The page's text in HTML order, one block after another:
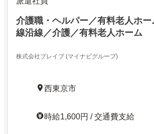
介護職・ヘルパー／有料老人ホ
線沿線／介護／有料老人ホーム
株式会社ブレイブ (マイナビグループ)
西東京市
時給1,600円 / 交通費支給